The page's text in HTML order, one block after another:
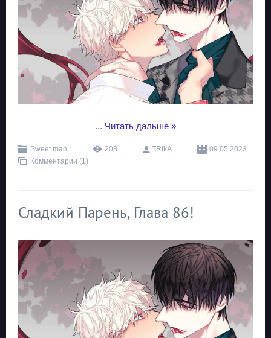
... Читать дальше »
Sweet man 208 TRikA
09.05.2023
Комментарии (1)
Сладкий Парень, Глава 86!